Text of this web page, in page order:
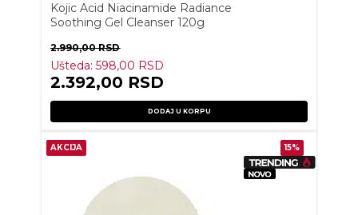
Kojic Acid Niacinamide Radiance
Soothing Gel Cleanser 120g
2.990,00RSD
Ušteda:598,00 RSD
2.392,00 RSD
DODAJ U KORPU
AKCIJA 15%